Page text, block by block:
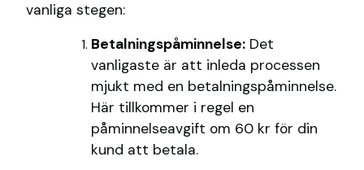
vanliga stegen:
Betalningspåminnelse:Det
vanligaste är att inleda processen
mjukt med en betalningspåminnelse.
Här tillkommer i regel en
påminnelseavgift om 60 kr för din
kund att betala.